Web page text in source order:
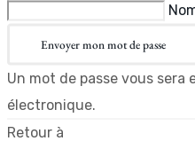
Envoyer mon mot de passe
Un mot de passe vous sera
électronique.
Retour à